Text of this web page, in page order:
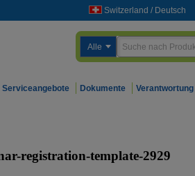
Switzerland / Deutsch
Alle
Serviceangebote Dokumente Verantwortung